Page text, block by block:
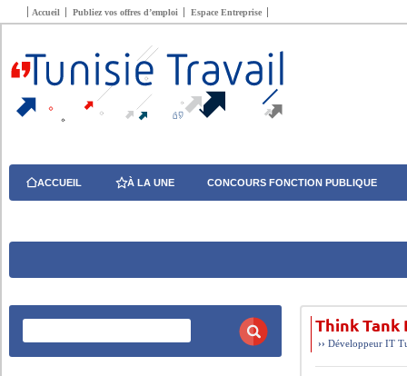
Accueil Publiez vos offres d’emploi Espace Entreprise
ACCUEIL À LA UNE CONCOURS FONCTION PUBLIQUE
Think
››Développeur IT